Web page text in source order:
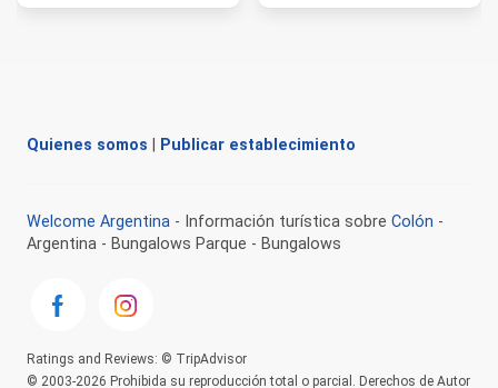
Quienes somos Publicar establecimiento
Welcome Argentina - Información turística sobre Colón -
Argentina - Bungalows Parque - Bungalows
Ratings and Reviews: © TripAdvisor
© 2003-2026 Prohibida su reproducción total o parcial. Derechos de Autor